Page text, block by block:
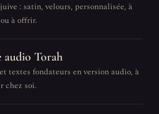
: satin, velours, personnalisée, à
à offrir.
audio Torah
textes fondateurs en version audio, à
chez soi.